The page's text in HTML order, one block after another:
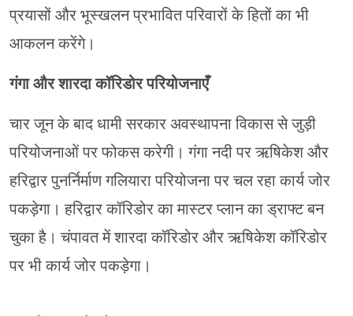
प्रयासों और भूस्खलन प्रभावित परिवारों के हितों का भी
आकलन करेंगे।
गंगा और शारदा कॉरिडोर परियोजनाएँ
चार जून के बाद धामी सरकार अवस्थापना विकास से जुड़ी
परियोजनाओं पर फोकस करेगी। गंगा नदी पर ऋषिकेश और
हरिद्वार पुनर्निर्माण गलियारा परियोजना पर चल रहा कार्य जोर
पकड़ेगा। हरिद्वार कॉरिडोर का मास्टर प्लान का ड्राफ्ट बन
चुका है। चंपावत में शारदा कॉरिडोर और ऋषिकेश कॉरिडोर
पर भी कार्य जोर पकड़ेगा।